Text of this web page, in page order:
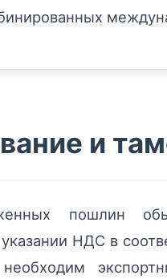
и
пошлин
НДС в